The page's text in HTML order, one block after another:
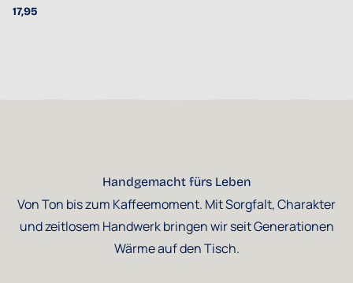
17,95
Handgemacht fürs Leben
Von Ton bis zum Kaffeemoment. Mit Sorgfalt, Charakter
und zeitlosem Handwerk bringen wir seit Generationen
Wärme auf den Tisch.